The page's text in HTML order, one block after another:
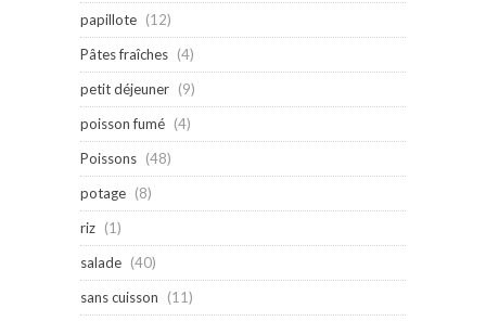
papillote (12)
Pâtes fraîches (4)
petit déjeuner (9)
poisson fumé (4)
Poissons (48)
potage (8)
riz (1)
salade (40)
sans cuisson
(11)